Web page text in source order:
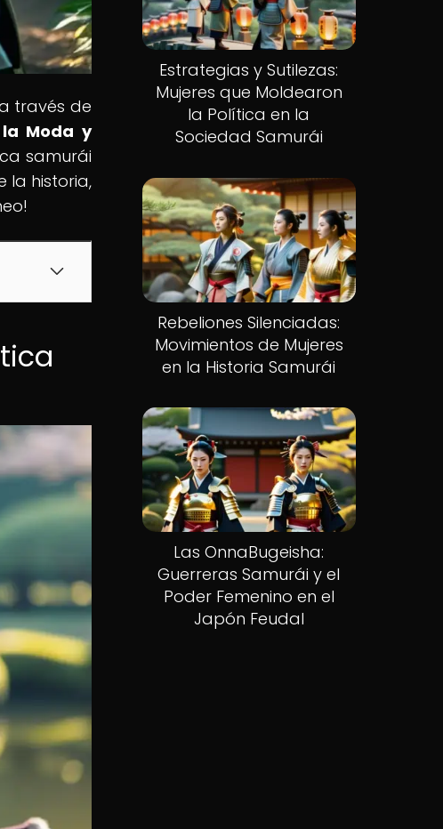
través de
Moda y
samurái
la historia,
Estrategias y Sutilezas:
Mujeres que Moldearon
la Política en la
Sociedad Samurái
Rebeliones Silenciadas:
Movimientos de Mujeres
en la Historia Samurái
Las OnnaBugeisha:
Guerreras Samurái y el
Poder Femenino en el
Japón Feudal